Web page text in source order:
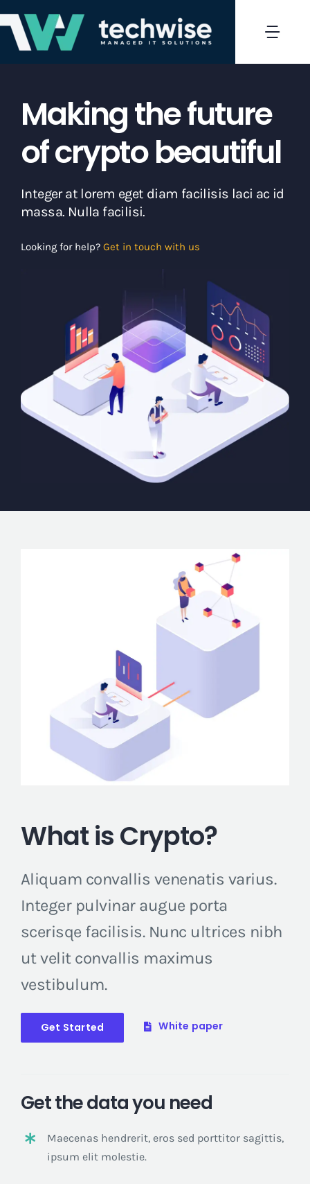
to
content
Products
Making the future
of crypto beautiful
Integer at lorem eget diam facilisis laci ac id
massa. Nulla facilisi.
Looking for help? Get in touch with us
What is Crypto?
Aliquam convallis venenatis varius.
Integer pulvinar augue porta
scerisqe facilisis. Nunc ultrices nibh
ut velit convallis maximus
vestibulum.
Get Started White paper
Get the data you need
Maecenas hendrerit, eros sed porttitor sagittis,
ipsum elit molestie.